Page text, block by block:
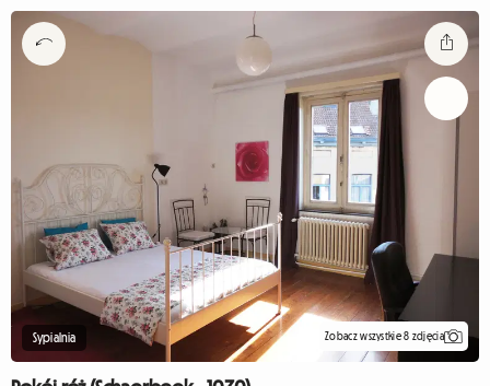
Sypialnia Zobacz wszystkie 8 zdjęcia